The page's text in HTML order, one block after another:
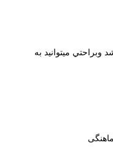
وبراحتي میتوانید به